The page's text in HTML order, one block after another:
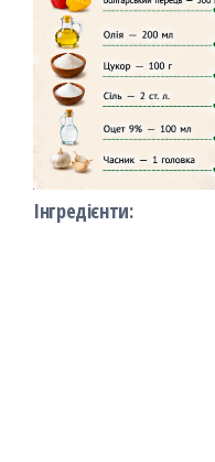
Інгредієнти: